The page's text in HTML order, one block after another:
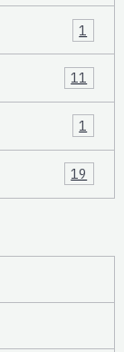
1
11
1
19